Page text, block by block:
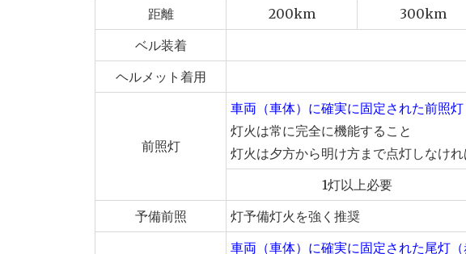
距離 200km 300km
ベル装着
ヘルメット着用
前照灯
車両（車体）に確実に固定された前照
灯火は常に完全に機能すること
灯火は夕方から明け方まで点灯しなけ
1灯以上必要
予備前照
灯予備灯火を強く推奨
車両（車体）に確実に固定された尾灯